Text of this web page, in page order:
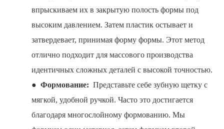
впрыскиваем их в закрытую полость формы под
высоким давлением. Затем пластик остывает и
затвердевает, принимая форму формы. Этот метод
отлично подходит для массового производства
идентичных сложных деталей с высокой точностью.
● Формование: Представьте себе зубную щетку с
мягкой, удобной ручкой. Часто это достигается
благодаря многослойному формованию. Мы